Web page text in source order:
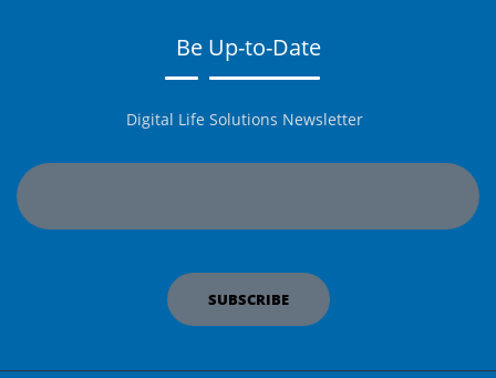
Be Up-to-Date
Digital Life Solutions Newsletter